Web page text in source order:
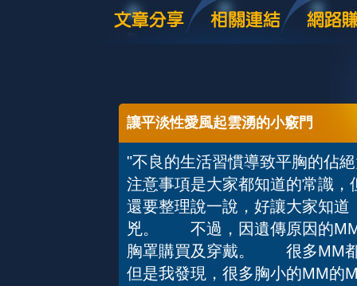
讓平淡性愛風起雲湧的小竅門
"不良的生活習慣導致平胸的佔
注意事項是大家都知道的常識
還要整理說一說，好讓大家知
兇。 不過，因遺傳原因的
胸罩購買及穿戴。 很多MM都
但是我發現，很多胸小的MM的